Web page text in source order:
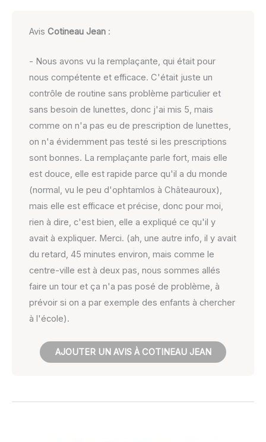
AvisCotineau Jean :
- Nous avons vu la remplaçante, qui était pour
nous compétente et efficace. C'était juste un
contrôle de routine sans problème particulier et
sans besoin de lunettes, donc j'ai mis 5, mais
comme on n'a pas eu de prescription de lunettes,
on n'a évidemment pas testé si les prescriptions
sont bonnes. La remplaçante parle fort, mais elle
est douce, elle est rapide parce qu'il a du monde
(normal, vu le peu d'ophtamlos à Châteauroux),
mais elle est efficace et précise, donc pour moi,
rien à dire, c'est bien, elle a expliqué ce qu'il y
avait à expliquer. Merci. (ah, une autre info, il y avait
du retard, 45 minutes environ, mais comme le
centre-ville est à deux pas, nous sommes allés
faire un tour et ça n'a pas posé de problème, à
prévoir si on a par exemple des enfants à chercher
à l'école).
AJOUTER UN AVIS À COTINEAU JEAN